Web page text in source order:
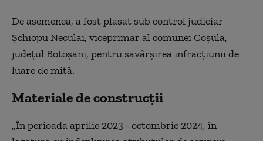
De asemenea, a fost plasat sub control judiciar
Şchiopu Neculai, viceprimar al comunei Coşula,
judeţul Botoşani, pentru săvârşirea infracţiunii de
luare de mită.
Materiale de construcții
„În perioada aprilie 2023 - octombrie 2024, în